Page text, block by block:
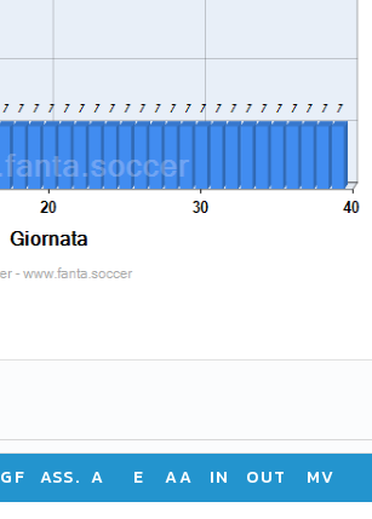
GF ASS. A E AA IN OUT MV